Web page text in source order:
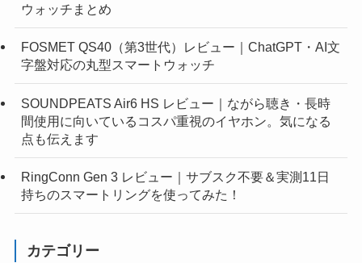
ウォッチまとめ
FOSMET QS40（第3世代）レビュー｜ChatGPT・AI文
字盤対応の丸型スマートウォッチ
SOUNDPEATS Air6 HS レビュー｜ながら聴き・長時
間使用に向いているコスパ重視のイヤホン。気になる
点も伝えます
RingConn Gen 3 レビュー｜サブスク不要＆実測11日
持ちのスマートリングを使ってみた！
カテゴリー